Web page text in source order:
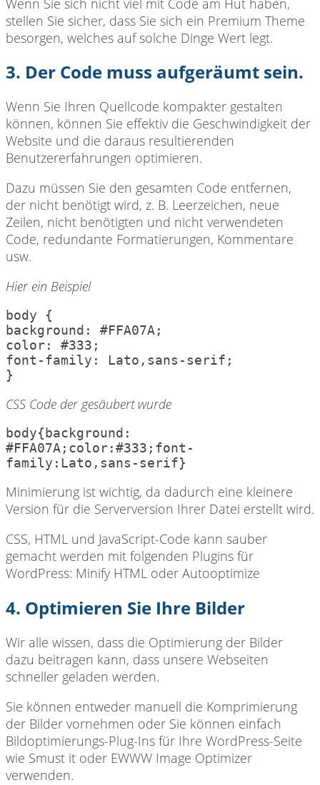
stellen Sie sicher, dass Sie sich ein Premium Theme
besorgen, welches auf solche Dinge Wert legt.
3. Der Code muss aufgeräumt sein.
Wenn Sie Ihren Quellcode kompakter gestalten
können, können Sie effektiv die Geschwindigkeit der
Website und die daraus resultierenden
Benutzererfahrungen optimieren.
Dazu müssen Sie den gesamten Code entfernen,
der nicht benötigt wird, z. B. Leerzeichen, neue
Zeilen, nicht benötigten und nicht verwendeten
Code, redundante Formatierungen, Kommentare
usw.
Hier ein Beispiel
body {
background: #FFA07A;
color: #333;
font-family: Lato,sans-serif;
}
CSS Code der gesäubert wurde
body{background:
#FFA07A;color:#333;font-
family:Lato,sans-serif}
Minimierung ist wichtig, da dadurch eine kleinere
Version für die Serverversion Ihrer Datei erstellt wird.
CSS, HTML und JavaScript-Code kann sauber
gemacht werden mit folgenden Plugins für
WordPress: Minify HTML oder Autooptimize
4. Optimieren Sie Ihre Bilder
Wir alle wissen, dass die Optimierung der Bilder
dazu beitragen kann, dass unsere Webseiten
schneller geladen werden.
Sie können entweder manuell die Komprimierung
der Bilder vornehmen oder Sie können einfach
Bildoptimierungs-Plug-Ins für Ihre WordPress-Seite
wie Smust it oder EWWW Image Optimizer
verwenden.